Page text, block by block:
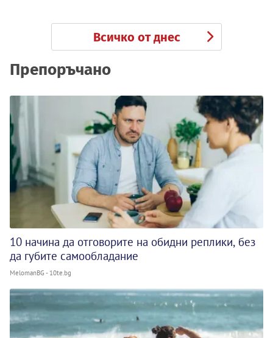
Всичко от днес
Препоръчано
10 начина да отговорите на обидни реплики, без
да губите самообладание
MelomanBG - 10te.bg